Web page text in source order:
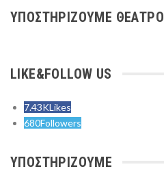
ΥΠΟΣΤΗΡΙΖΟΥΜΕ ΘΕΑΤΡΟ
LIKE&FOLLOW US
7.43KLikes
680Followers
ΥΠΟΣΤΗΡΙΖΟΥΜΕ